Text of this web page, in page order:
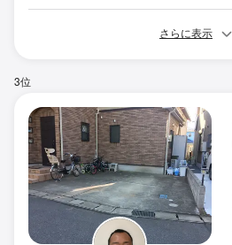
さらに表示
3位